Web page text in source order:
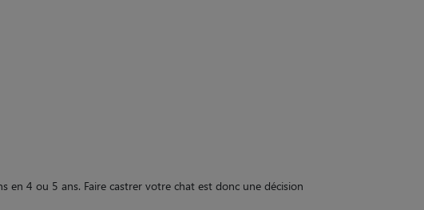
en 4 ou 5 ans. Faire castrer votre chat est donc une décision